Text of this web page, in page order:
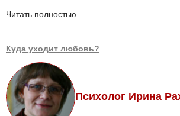
Читать полностью
Куда уходит любовь?
Психолог Ирина